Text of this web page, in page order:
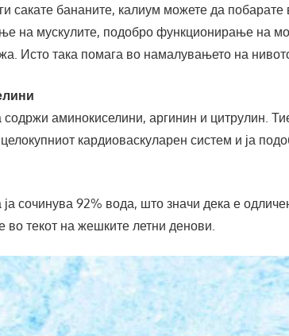
сакате бананите, калиум можете да
на мускулите, подобро функционирање на
Исто така помага во намалувањето на
содржи аминокиселини, аргинин и цитрулин.
кардиоваскуларен систем и ја
сочинува 92% вода, што значи дека е
текот на жешките летни денови.